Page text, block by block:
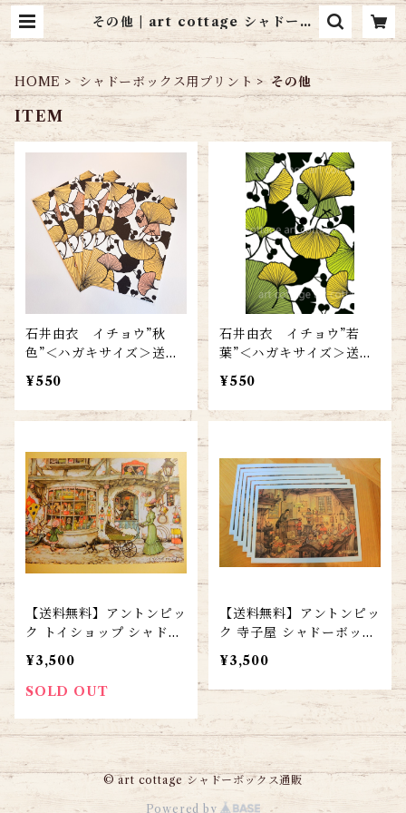
その他 | art cottage シャドーボ
ックス通販
HOME シャドーボックス用プリント その他
ITEM
石井由衣 イチョウ”秋
色”＜ハガキサイズ＞送料
無料
¥550
石井由衣 イチョウ”若
葉”＜ハガキサイズ＞送料
無料
¥550
【送料無料】アントンピッ
ク トイショップ シャドー
ボックス用プリント６枚＋
カット指示書付き
¥3,500
SOLD OUT
【送料無料】アントンピッ
ク 寺子屋 シャドーボック
ス用プリント６枚＋カット
指示書付き
¥3,500
© art cottage シャドーボックス通販
Powered by